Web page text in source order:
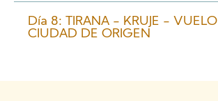
Día 8: TIRANA - KRUJE - VUELO
CIUDAD DE ORIGEN